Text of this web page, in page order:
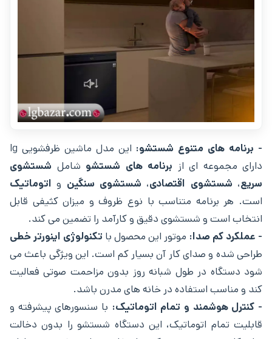
- برنامه ‌های متنوع شستشو:
این مدل ماشین ظرفشویی lg
دارای مجموعه ‌ای از برنامه‌ های شستشو شامل شستشوی
سریع، شستشوی اقتصادی، شستشوی سنگین واتوماتیک
است. هر برنامه متناسب با نوع ظروف و میزان کثیفی قابل
انتخاب است و شستشوی دقیق و کارآمد را تضمین می‌ کند.
- عملکرد کم‌ صدا: موتور این محصول با تکنولوژی اینورتر خطی
طراحی شده و صدای کار آن بسیار کم است. این ویژگی باعث می
‌شود دستگاه در طول شبانه‌ روز بدون مزاحمت صوتی فعالیت
کند و مناسب استفاده در خانه‌ های مدرن باشد.
- کنترل هوشمند و تمام اتوماتیک: با سنسورهای پیشرفته و
قابلیت تمام اتوماتیک، این دستگاه شستشو را بدون دخالت